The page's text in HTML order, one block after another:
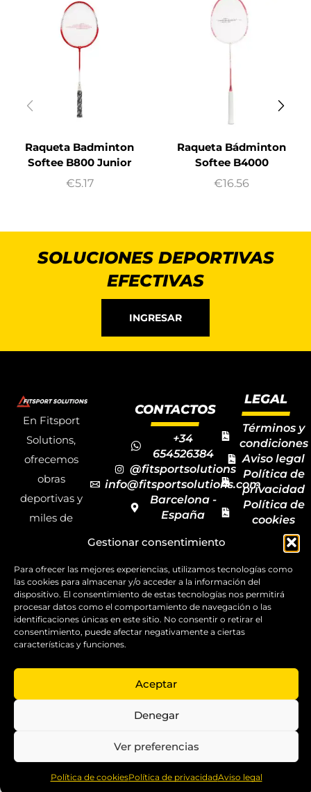
Gestionar consentimiento
Para ofrecer las mejores experiencias, utilizamos tecnologías como
las cookies para almacenar y/o acceder a la información del
dispositivo. El consentimiento de estas tecnologías nos permitirá
procesar datos como el comportamiento de navegación o las
identificaciones únicas en este sitio. No consentir o retirar el
consentimiento, puede afectar negativamente a ciertas
características y funciones.
Aceptar
Denegar
Ver preferencias
Política de cookiesPolítica de privacidadAviso legal
Raqueta Badminton
Softee B800 Junior
€5.17
Raqueta Bádminton
Softee B4000
€16.56
Home Shop Compare More
SOLUCIONES DEPORTIVAS
EFECTIVAS
INGRESAR
En Fitsport
Solutions,
ofrecemos
obras
deportivas y
miles de
deportivos
para todas las
disciplinas,
garantizando
la calidad y el
Copyright ©
FitSport
Solutions
CONTACTOS
+34
654526384
@fitsportsolutions
info@fitsportsolutions.com
Barcelona -
España
de contacto
LEGAL
Términos y
condiciones
Aviso legal
Política de
privacidad
Política de
cookies
Mapa del
sitio